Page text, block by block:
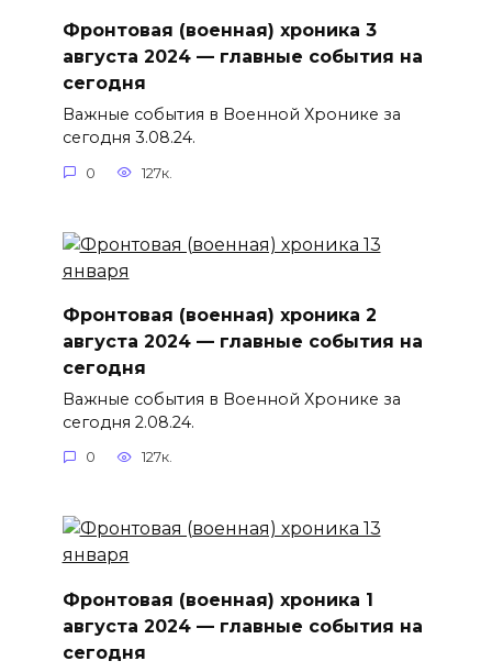
Фронтовая (военная) хроника 3
августа 2024 — главные события на
сегодня
Важные события в Военной Хронике за
сегодня 3.08.24.
0 127к.
Фронтовая (военная) хроника 2
августа 2024 — главные события на
сегодня
Важные события в Военной Хронике за
сегодня 2.08.24.
0 127к.
Фронтовая (военная) хроника 1
августа 2024 — главные события на
сегодня